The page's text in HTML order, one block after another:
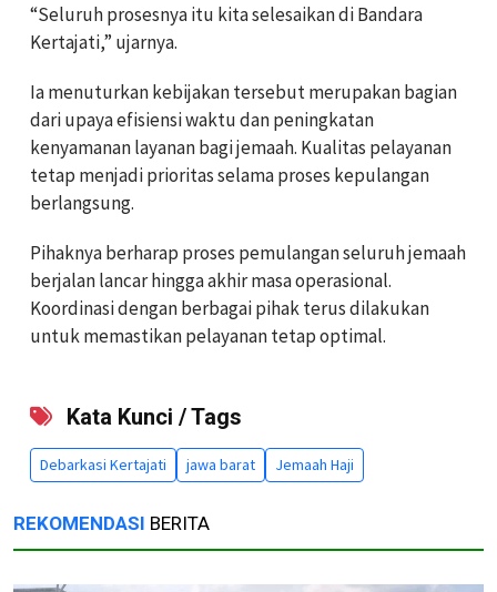
“Seluruh prosesnya itu kita selesaikan di Bandara
Kertajati,” ujarnya.
Ia menuturkan kebijakan tersebut merupakan bagian
dari upaya efisiensi waktu dan peningkatan
kenyamanan layanan bagi jemaah. Kualitas pelayanan
tetap menjadi prioritas selama proses kepulangan
berlangsung.
Pihaknya berharap proses pemulangan seluruh jemaah
berjalan lancar hingga akhir masa operasional.
Koordinasi dengan berbagai pihak terus dilakukan
untuk memastikan pelayanan tetap optimal.
Kata Kunci / Tags
Debarkasi Kertajati jawa barat Jemaah Haji
REKOMENDASI BERITA